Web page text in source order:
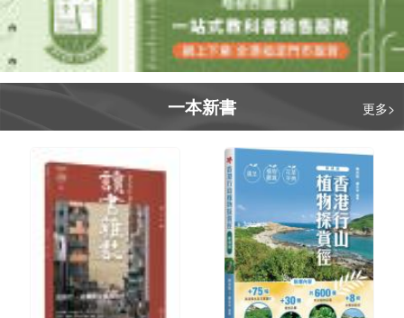
一本新書 更多>